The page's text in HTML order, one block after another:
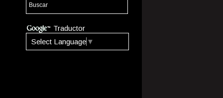
Traductor
Select Language ▼